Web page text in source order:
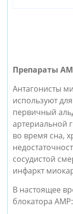
Препараты
Антагонисты
используют
первичный
артериальной
во время сна,
сосудистой
инфаркт
В настоящее
блокатора